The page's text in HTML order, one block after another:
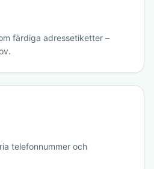
färdiga adressetiketter –
telefonnummer och